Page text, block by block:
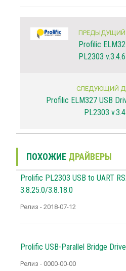
ПРЕДЫДУЩИЙ
Profilic
PL2303
СЛЕДУЮЩИЙ
Profilic ELM327 USB
PL2303
ПОХОЖИЕ ДРАЙВЕРЫ
Prolific PL2303 USB to UART
3.8.25.0/3.8.18.0
Релиз - 2018-07-12
Prolific USB-Parallel Bridge
Релиз - 0000-00-00